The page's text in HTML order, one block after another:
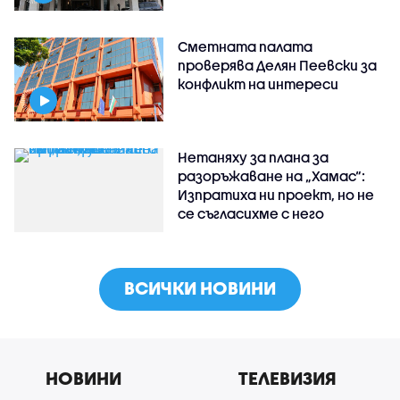
Сметната палата
проверява Делян Пеевски за
конфликт на интереси
Нетаняху за плана за
разоръжаване на „Хамас“:
Изпратиха ни проект, но не
се съгласихме с него
ВСИЧКИ НОВИНИ
НОВИНИ ТЕЛЕВИЗИЯ